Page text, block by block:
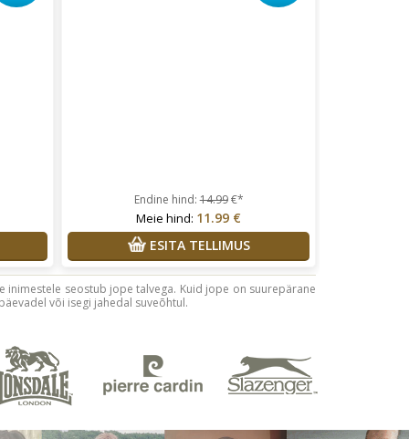
Endine hind:14.99€*
Meie hind: 11.99 €
ESITA TELLIMUS
inimestele seostub jope talvega. Kuid jope on suurepärane
või isegi jahedal suveõhtul.